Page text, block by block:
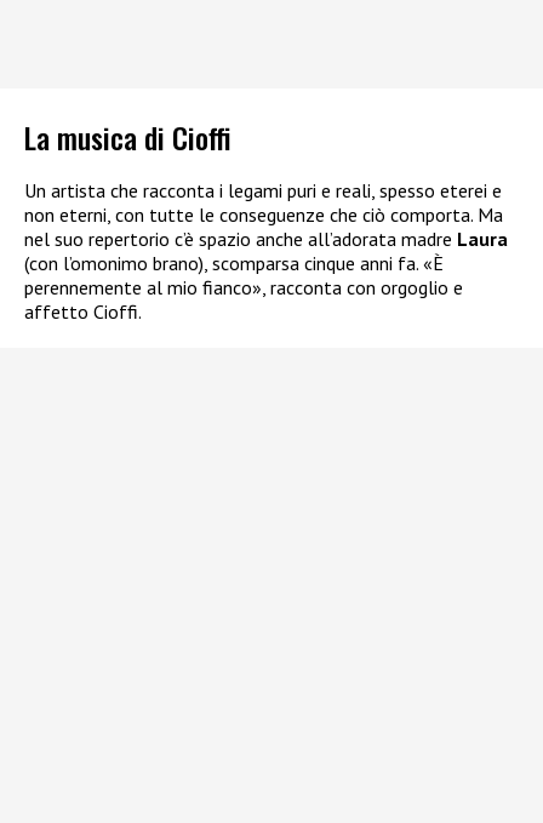
La musica di Cioffi
Un artista che racconta i legami puri e reali, spesso eterei e
non eterni, con tutte le conseguenze che ciò comporta. Ma
nel suo repertorio c’è spazio anche all’adorata madre Laura
(con l’omonimo brano), scomparsa cinque anni fa. «È
perennemente al mio fianco», racconta con orgoglio e
affetto Cioffi.